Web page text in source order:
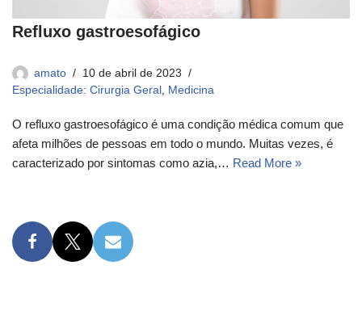
Refluxo gastroesofágico
amato
10 de abril de 2023
Especialidade: Cirurgia Geral Medicina
O refluxo gastroesofágico é uma condição médica comum que
afeta milhões de pessoas em todo o mundo. Muitas vezes, é
caracterizado por sintomas como azia,… Read More »